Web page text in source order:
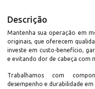
Descrição
Mantenha sua operação em
originais, que oferecem
investe em custo-benefício,
e evitando dor de cabeça com
Trabalhamos com
desempenho e durabilidade em